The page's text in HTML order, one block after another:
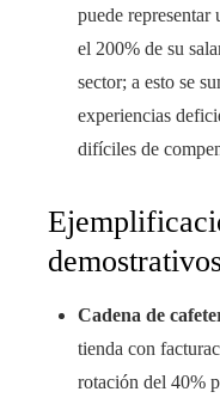
puede representar
el 200% de su
sector; a esto se
experiencias
difíciles de
Cadena de
tienda con
rotación del 40%